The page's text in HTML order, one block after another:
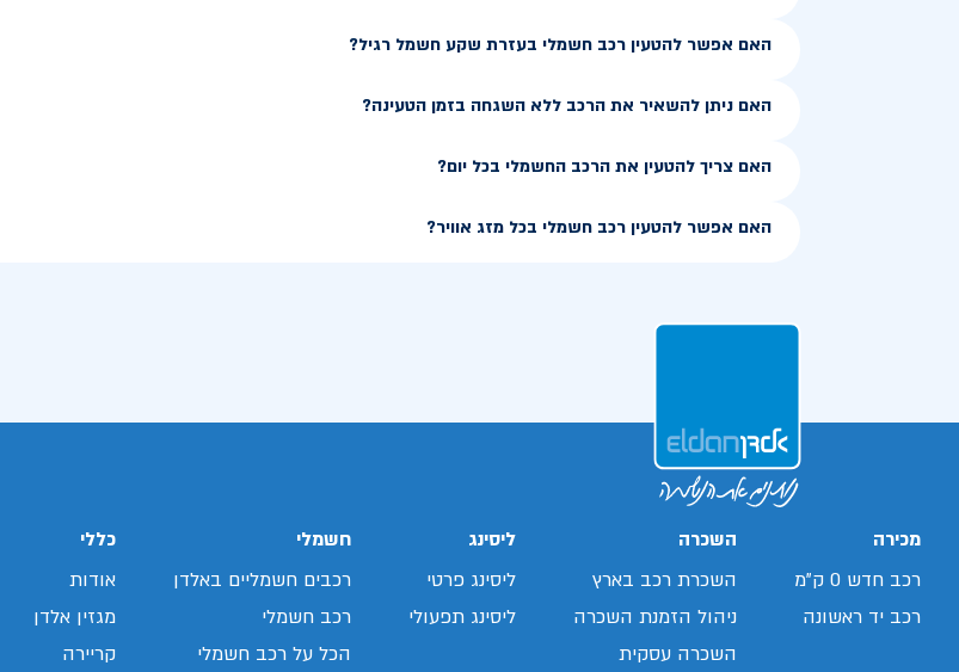
האם אפשר להטעין רכב חשמלי בעזרת שקע חשמל רגיל?
האם ניתן להשאיר את הרכב ללא השגחה בזמן הטעינה?
האם צריך להטעין את הרכב החשמלי בכל יום?
האם אפשר להטעין רכב חשמלי בכל מזג אוויר?
מכירה
רכב חדש 0 ק"מ
רכב יד ראשונה
השכרה
השכרת רכב בארץ
ניהול הזמנת השכרה
השכרה עסקית
ליסינג
ליסינג פרטי
ליסינג תפעולי
חשמלי
רכבים חשמליים באלדן
רכב חשמלי
הכל על רכב חשמלי
כללי
אודות
מגזין אלדן
קריירה